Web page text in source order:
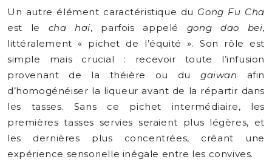
Un autre élément caractéristique du Gong Fu Cha
est le cha hai, parfois appelé gong dao bei,
littéralement « pichet de l’équité ». Son rôle est
simple mais crucial : recevoir toute l’infusion
provenant de la théière ou dugaiwan afin
d’homogénéiser la liqueur avant de la répartir dans
les tasses. Sans ce pichet intermédiaire, les
premières tasses servies seraient plus légères, et
les dernières plus concentrées, créant une
expérience sensorielle inégale entre les convives.